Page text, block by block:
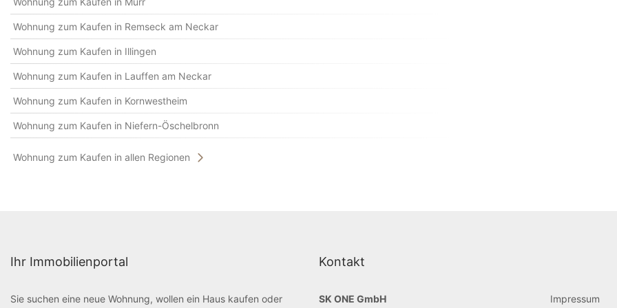
Wohnung zum Kaufen in Remseck am Neckar
Wohnung zum Kaufen in Illingen
Wohnung zum Kaufen in Lauffen am Neckar
Wohnung zum Kaufen in Kornwestheim
Wohnung zum Kaufen in Niefern-Öschelbronn
Wohnung zum Kaufen in allen Regionen
Ihr Immobilienportal
Sie suchen eine neue Wohnung, wollen ein Haus kaufen oder
Kontakt
SK ONE GmbH
Impressum